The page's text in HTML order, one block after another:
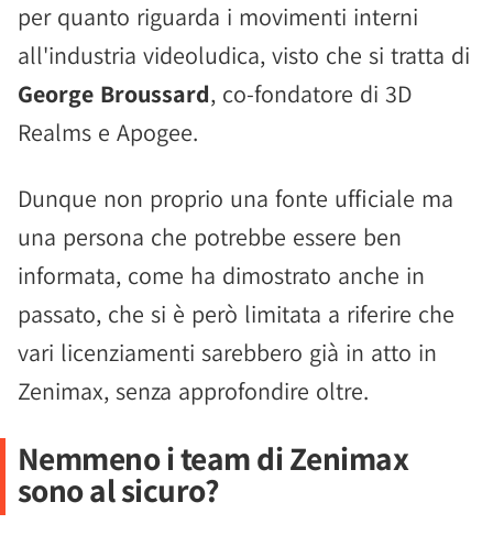
per quanto riguarda i movimenti interni
all'industria videoludica, visto che si tratta di
George Broussard, co-fondatore di 3D
Realms e Apogee.
Dunque non proprio una fonte ufficiale ma
una persona che potrebbe essere ben
informata, come ha dimostrato anche in
passato, che si è però limitata a riferire che
vari licenziamenti sarebbero già in atto in
Zenimax, senza approfondire oltre.
Nemmeno i team di Zenimax
sono al sicuro?